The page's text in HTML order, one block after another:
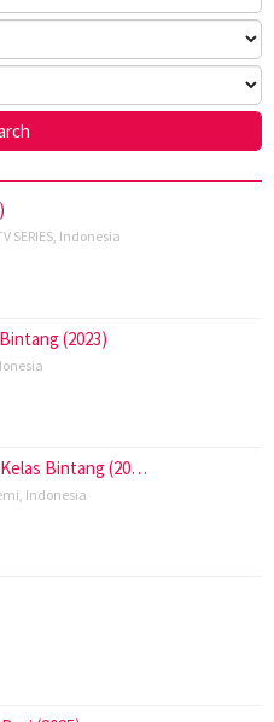
SERIES Indonesia
(2023)
Bintang (20…
Indonesia